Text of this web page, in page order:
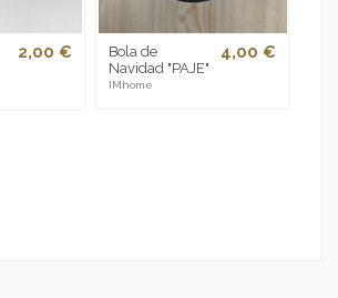
2,00 €
Bola de
Navidad "PAJE"
IMhome
4,00 €